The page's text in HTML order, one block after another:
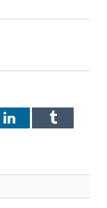
LinkedInTumblr